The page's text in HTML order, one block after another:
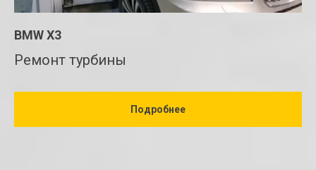
BMW X3
Ремонт турбины
Подробнее